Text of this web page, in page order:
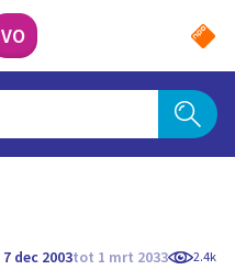
VO
7 dec 2003tot 1 mrt 2033 2.4k